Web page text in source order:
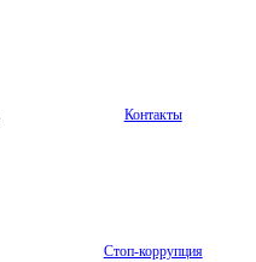
Контакты
Стоп-коррупция